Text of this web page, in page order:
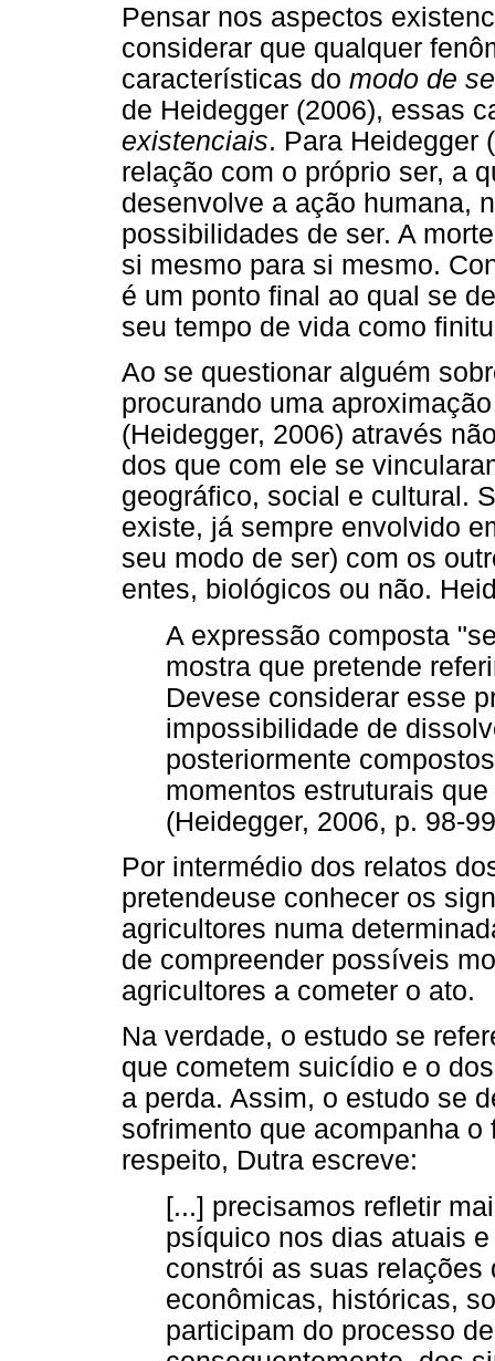
Pensar nos aspectos
considerar que qualquer
características do modo de
de Heidegger (2006), essas
existenciais. Para Heidegger
relação com o próprio ser, a
desenvolve a ação humana,
possibilidades de ser. A
si mesmo para si mesmo.
é um ponto final ao qual se
seu tempo de vida como
Ao se questionar alguém
procurando uma
(Heidegger, 2006) através
dos que com ele se
geográfico, social e cultural.
existe, já sempre envolvido
seu modo de ser) com os
entes, biológicos ou não.
A expressão composta
mostra que pretende
Devese considerar esse
impossibilidade de
posteriormente
momentos estruturais
(Heidegger, 2006, p. 98-
Por intermédio dos relatos
pretendeuse conhecer os
agricultores numa
de compreender possíveis
agricultores a cometer o ato.
Na verdade, o estudo se
que cometem suicídio e o
a perda. Assim, o estudo se
sofrimento que acompanha
respeito, Dutra escreve:
[...] precisamos refletir
psíquico nos dias atuais
constrói as suas
econômicas, históricas,
participam do processo